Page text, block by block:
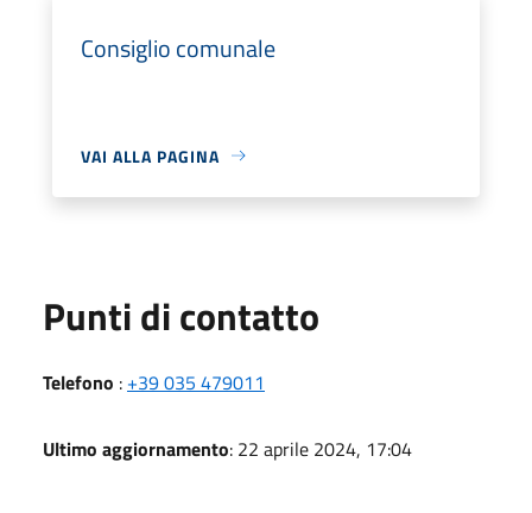
Consiglio comunale
VAI ALLA PAGINA
Punti di contatto
Telefono : +39 035 479011
Ultimo aggiornamento: 22 aprile 2024, 17:04